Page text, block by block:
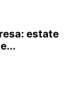
estate